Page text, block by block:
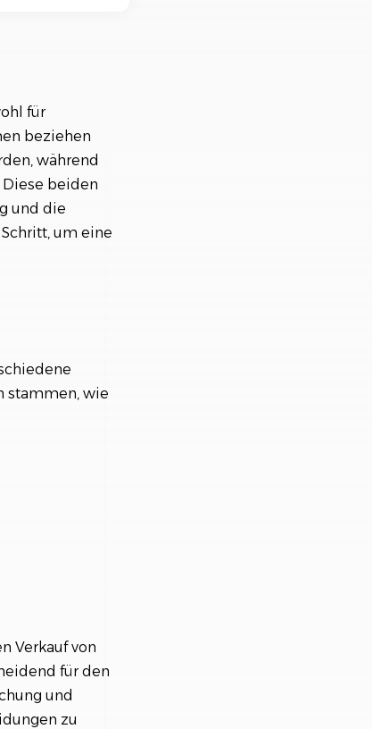
für
beziehen
während
beiden
und die
um eine
stammen, wie
Verkauf von
für den
und
zu